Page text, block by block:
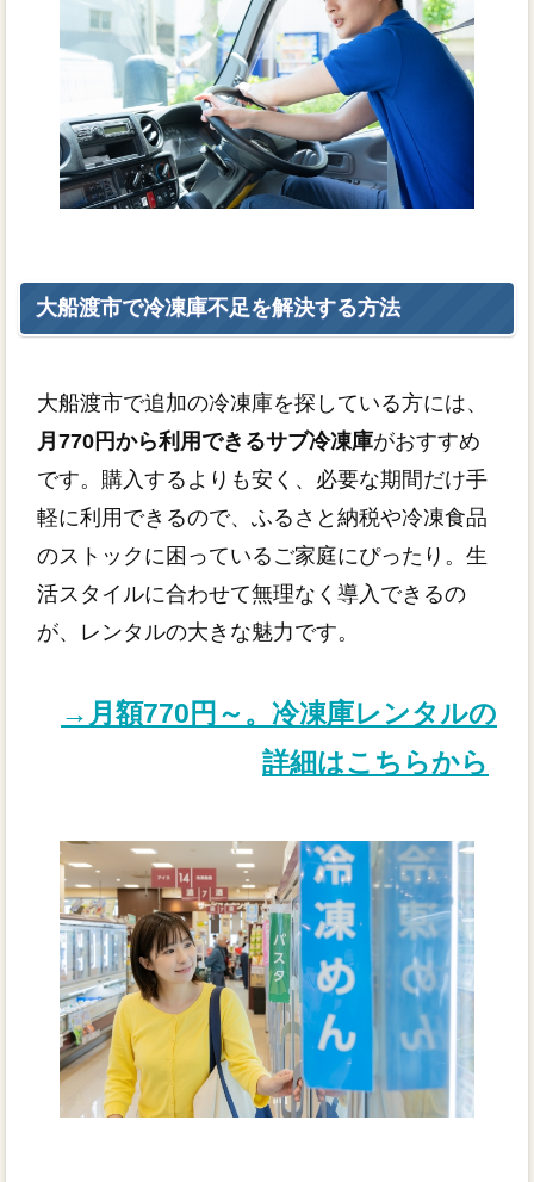
大船渡市で冷凍庫不足を解決する方法
大船渡市で追加の冷凍庫を探している方には、
月770円から利用できるサブ冷凍庫がおすすめ
です。購入するよりも安く、必要な期間だけ手
軽に利用できるので、ふるさと納税や冷凍食品
のストックに困っているご家庭にぴったり。生
活スタイルに合わせて無理なく導入できるの
が、レンタルの大きな魅力です。
→月額770円～。冷凍庫レンタルの
詳細はこちらから